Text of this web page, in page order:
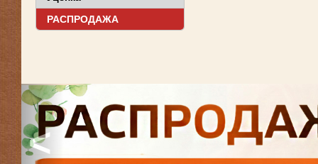
РАСПРОДАЖА